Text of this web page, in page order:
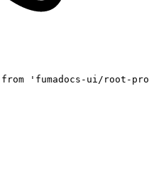
from 'fumadocs-ui/root-